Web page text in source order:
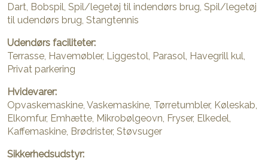
Dart, Bobspil, Spil/legetøj til indendørs brug, Spil/legetøj
til udendørs brug, Stangtennis
Udendørs faciliteter:
Terrasse, Havemøbler, Liggestol, Parasol, Havegrill kul,
Privat parkering
Hvidevarer:
Opvaskemaskine, Vaskemaskine, Tørretumbler, Køleskab,
Elkomfur, Emhætte, Mikrobølgeovn, Fryser, Elkedel,
Kaffemaskine, Brødrister, Støvsuger
Sikkerhedsudstyr: